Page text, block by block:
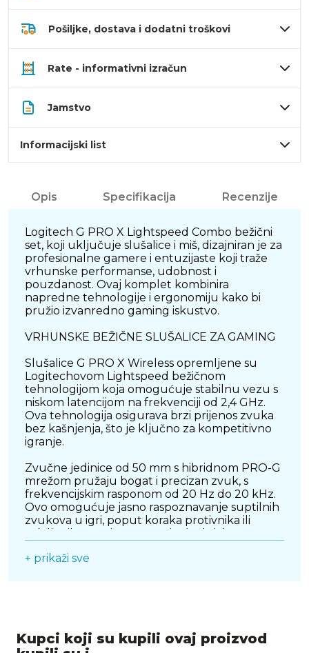
Pošiljke, dostava i dodatni troškovi
Rate - informativni izračun
Jamstvo
Informacijski list
Opis Specifikacija Recenzije
Logitech G PRO X Lightspeed Combo bežični
set, koji uključuje slušalice i miš, dizajniran je za
profesionalne gamere i entuzijaste koji traže
vrhunske performanse, udobnost i
pouzdanost. Ovaj komplet kombinira
napredne tehnologije i ergonomiju kako bi
pružio izvanredno gaming iskustvo.
VRHUNSKE BEŽIČNE SLUŠALICE ZA GAMING
Slušalice G PRO X Wireless opremljene su
Logitechovom Lightspeed bežičnom
tehnologijom koja omogućuje stabilnu vezu s
niskom latencijom na frekvenciji od 2,4 GHz.
Ova tehnologija osigurava brzi prijenos zvuka
bez kašnjenja, što je ključno za kompetitivno
igranje.
Zvučne jedinice od 50 mm s hibridnom PRO-G
mrežom pružaju bogat i precizan zvuk, s
frekvencijskim rasponom od 20 Hz do 20 kHz.
Ovo omogućuje jasno raspoznavanje suptilnih
zvukova u igri, poput koraka protivnika ili
reakcijsko vrijeme tijekom igranja.
+ prikaži sve
Kupci koji su kupili ovaj proizvod